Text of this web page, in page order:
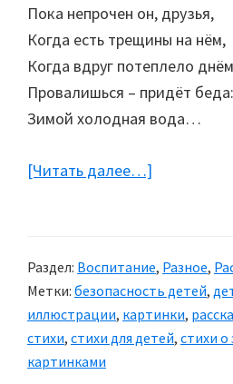
Пока непрочен он, друзья,
Когда есть трещины на нём,
Когда вдруг потеплело
Провалишься – придёт беда:
Зимой холодная вода…
[Читать далее…]
на
льду
Раздел: Воспитание, Разное,
Метки: безопасность детей,
иллюстрации, картинки,
стихи, стихи для детей, стихи о
картинками